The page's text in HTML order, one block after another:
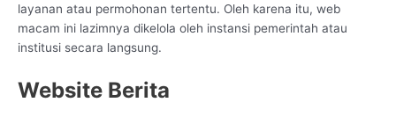
layanan atau permohonan tertentu. Oleh karena itu, web
macam ini lazimnya dikelola oleh instansi pemerintah atau
institusi secara langsung.
Website Berita